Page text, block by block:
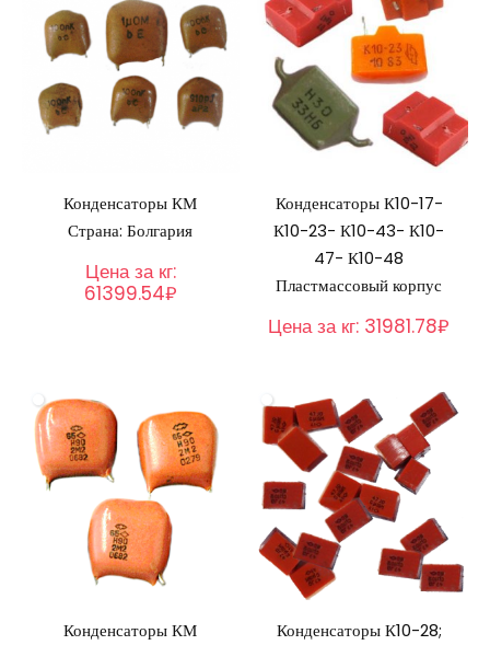
Конденсаторы КМ
Страна: Болгария
Цена за кг:
61399.54₽
Конденсаторы К10-17-
К10-23- К10-43- К10-
47- К10-48
Пластмассовый корпус
Цена за кг: 31981.78₽
Конденсаторы КМ
Конденсаторы К10-28;